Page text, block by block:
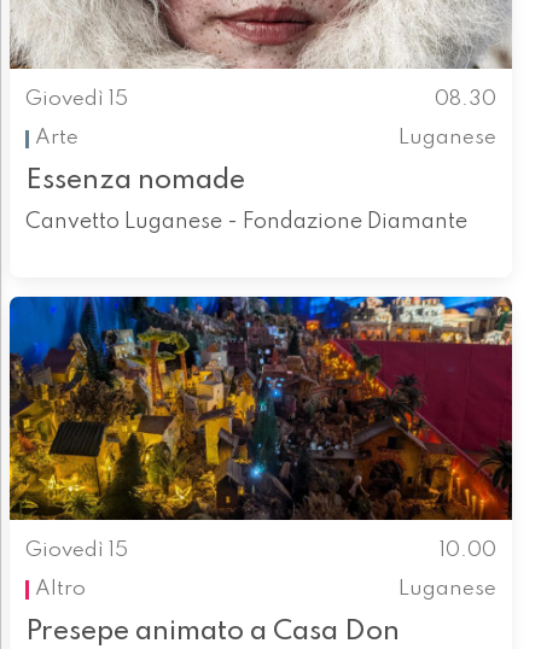
Giovedì 15
08.30
Arte
Luganese
Essenza nomade
Canvetto Luganese - Fondazione Diamante
Giovedì 15
10.00
Altro
Luganese
Presepe animato a Casa Don